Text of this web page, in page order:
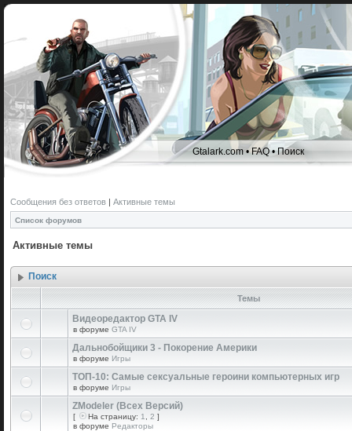
Gtalark.com •FAQ•Поиск
Сообщения без ответов | Активные темы
Список форумов
Активные темы
Поиск
Темы
Видеоредактор GTA IV
в форуме GTA IV
Дальнобойщики 3 - Покорение Америки
в форуме Игры
ТОП-10: Самые сексуальные героини компьютерных игр
в форуме Игры
ZModeler (Всех Версий)
[ На страницу: 1 2 ]
в форуме Редакторы